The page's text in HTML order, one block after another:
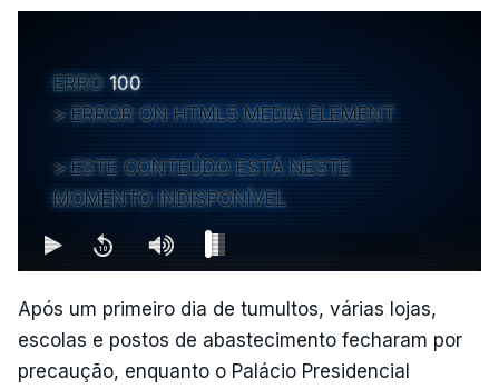
ERRO 100
ERROR ON HTML5 MEDIA ELEMENT
ESTE CONTEÚDO ESTÁ NESTE
MOMENTO INDISPONÍVEL
Após um primeiro dia de tumultos, várias lojas,
escolas e postos de abastecimento fecharam por
precaução, enquanto o Palácio Presidencial